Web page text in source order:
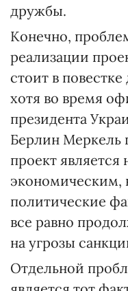
дружбы.
Конечно,
реализации
стоит в
хотя во время
президента
Берлин Меркель
проект является
экономическим,
политические
все равно
на угрозы
Отдельной